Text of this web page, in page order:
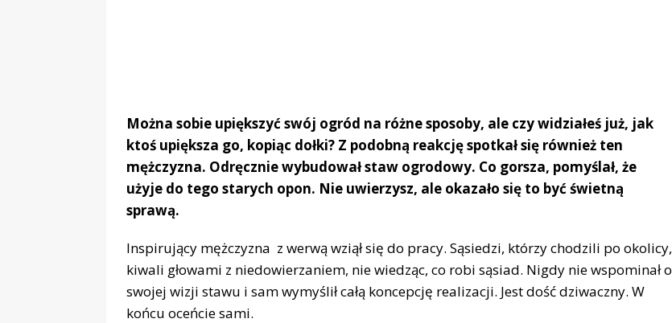
Można sobie upiększyć swój ogród na różne sposoby, ale czy widziałeś już, jak
ktoś upiększa go, kopiąc dołki? Z podobną reakcję spotkał się również ten
mężczyzna. Odręcznie wybudował staw ogrodowy. Co gorsza, pomyślał, że
użyje do tego starych opon. Nie uwierzysz, ale okazało się to być świetną
sprawą.
Inspirujący mężczyzna z werwą wziął się do pracy. Sąsiedzi, którzy chodzili po okolicy,
kiwali głowami z niedowierzaniem, nie wiedząc, co robi sąsiad. Nigdy nie wspominał o
swojej wizji stawu i sam wymyślił całą koncepcję realizacji. Jest dość dziwaczny. W
końcu oceńcie sami.